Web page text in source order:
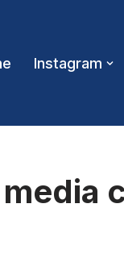
Instagram